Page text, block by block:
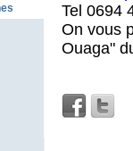
Tel 0694
On vous
Ouaga"